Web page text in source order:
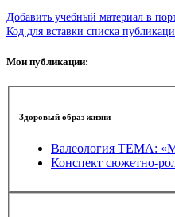
Добавить учебный материал в
Код для вставки списка
Мои публикации:
Здоровый образ жизни
Валеология
Конспект